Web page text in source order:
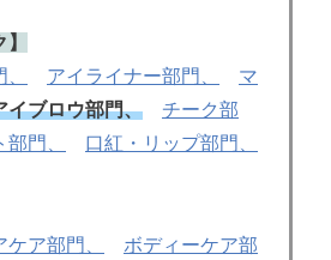
アイライナー部門、
マ
イブロウ部門、
チーク部
門、 口紅・リップ部門、
ア部門、
ボディーケア部